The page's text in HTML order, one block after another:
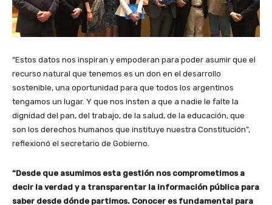
“Estos datos nos inspiran y empoderan para poder asumir que el
recurso natural que tenemos es un don en el desarrollo
sostenible, una oportunidad para que todos los argentinos
tengamos un lugar. Y que nos insten a que a nadie le falte la
dignidad del pan, del trabajo, de la salud, de la educación, que
son los derechos humanos que instituye nuestra Constitución”,
reflexionó el secretario de Gobierno.
“Desde que asumimos esta gestión nos comprometimos a
decir la verdad y a transparentar la información pública para
saber desde dónde partimos. Conocer es fundamental para